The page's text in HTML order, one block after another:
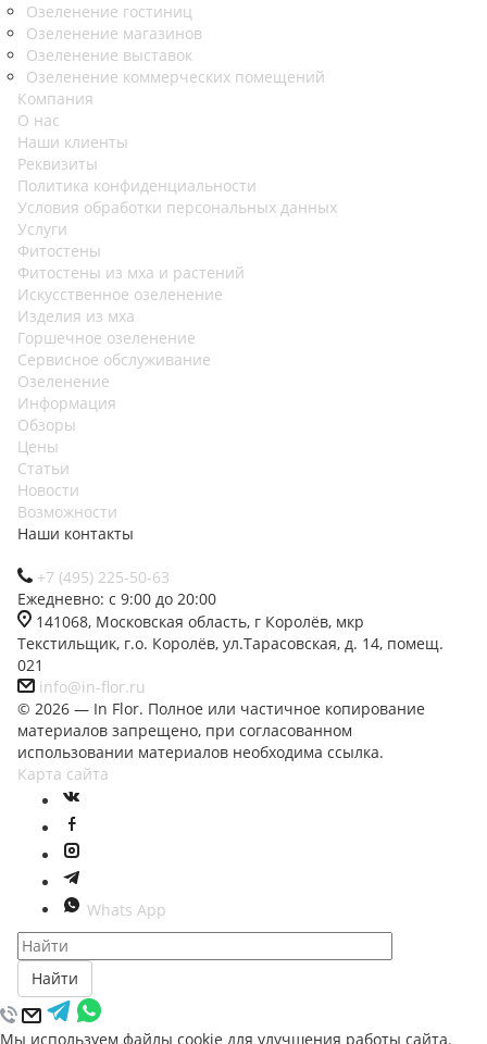
Озеленение гостиниц
Озеленение магазинов
Озеленение выставок
Озеленение коммерческих помещений
Компания
О нас
Наши клиенты
Реквизиты
Политика конфиденциальности
Условия обработки персональных данных
Услуги
Фитостены
Фитостены из мха и растений
Искусственное озеленение
Изделия из мха
Горшечное озеленение
Сервисное обслуживание
Озеленение
Информация
Обзоры
Цены
Статьи
Новости
Возможности
Наши контакты
+7 (495) 225-50-63
Ежедневно: с 9:00 до 20:00
141068, Московская область, г Королёв, мкр
Текстильщик, г.о. Королёв, ул.Тарасовская, д. 14, помещ.
021
info@in-flor.ru
© 2026 — In Flor. Полное или частичное копирование
материалов запрещено, при согласованном
использовании материалов необходима ссылка.
Карта сайта
Whats App
Найти
Мы используем файлы cookie для улучшения работы сайта.